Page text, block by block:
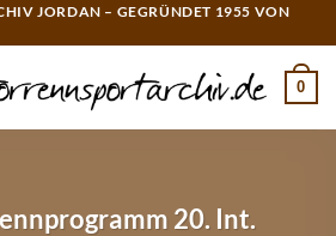
JORDAN – GEGRÜNDET 1955 VON
0
20. Int.